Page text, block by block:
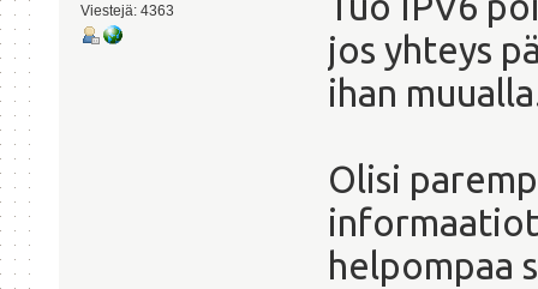
Viestejä: 4363
jos yhteys
ihan
Olisi
helpompaa